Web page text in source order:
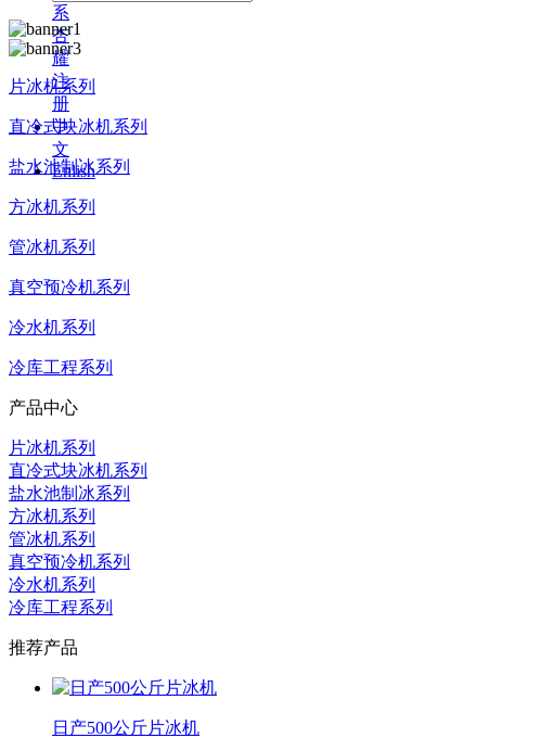
系
杏
耀
注
册
中
文
Enlish
片冰机系列
直冷式块冰机系列
盐水池制冰系列
方冰机系列
管冰机系列
真空预冷机系列
冷水机系列
冷库工程系列
产品中心
片冰机系列
直冷式块冰机系列
盐水池制冰系列
方冰机系列
管冰机系列
真空预冷机系列
冷水机系列
冷库工程系列
推荐产品
日产500公斤片冰机